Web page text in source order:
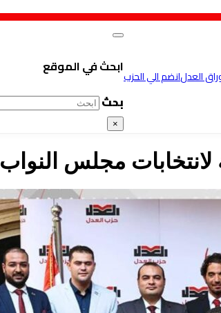
العدلانضم الي الحزبابحث في الموقع
بحث
×
مجلس النواب 2025